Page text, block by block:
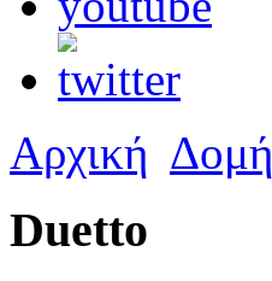
Αρχική Δομή
Duetto